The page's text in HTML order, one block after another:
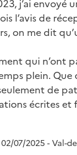
j’ai envoyé
l’avis de
on me dit
qui n’ont
plein. Que
de
écrites et
07/2025 - Val-